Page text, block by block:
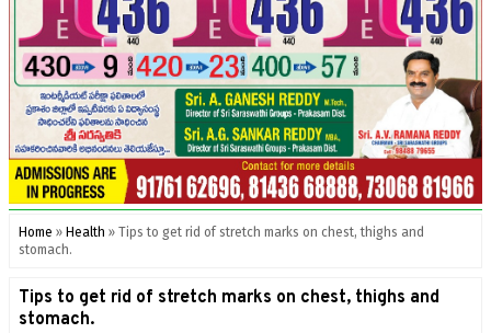
Home » Health » Tips to get rid of stretch marks on chest, thighs and
stomach.
Tips to get rid of stretch marks on chest, thighs and
stomach.